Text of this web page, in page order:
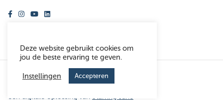
Volg ons op facebook
Volg ons op instagram
Volg ons op youtube
Volg ons op linkedin
© Woonhaven Antwerpen 2026
Toegankelijkheidsverklaring
een digitale oplossing van een digitale oplossing van
Starring Jane
Deze website gebruikt cookies om
jou de beste ervaring te geven.
Instellingen Accepteren